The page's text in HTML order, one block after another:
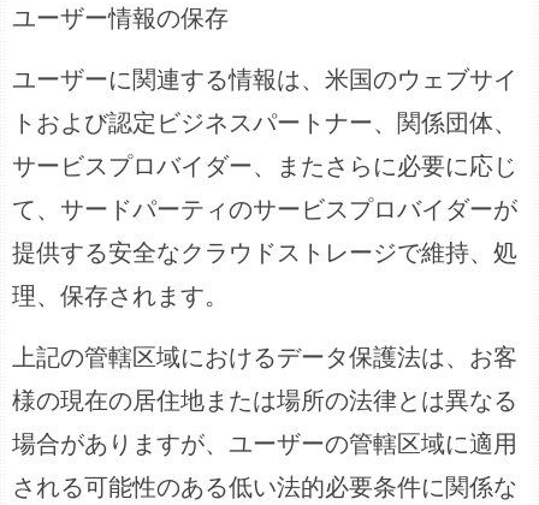
ユーザー情報の保存
ユーザーに関連する情報は、米国のウェブサイ
トおよび認定ビジネスパートナー、関係団体、
サービスプロバイダー、またさらに必要に応じ
て、サードパーティのサービスプロバイダーが
提供する安全なクラウドストレージで維持、処
理、保存されます。
上記の管轄区域におけるデータ保護法は、お客
様の現在の居住地または場所の法律とは異なる
場合がありますが、ユーザーの管轄区域に適用
される可能性のある低い法的必要条件に関係な